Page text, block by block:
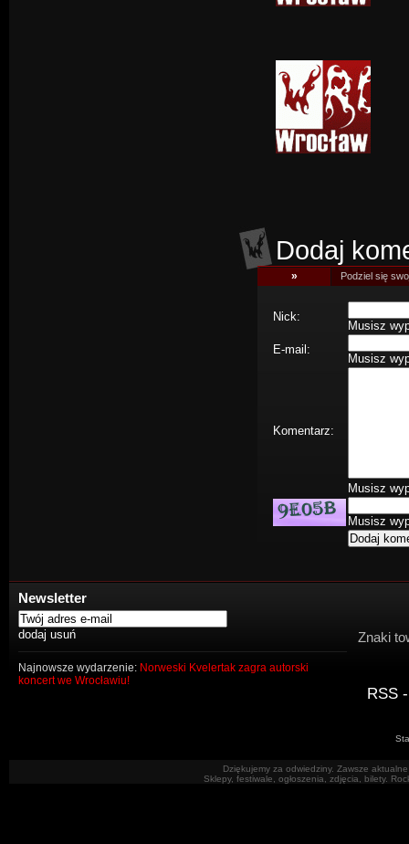
Dodaj
» Podziel się
Nick:
Musisz
E-mail:
Musisz
Komentarz:
Musisz
Musisz
Newsletter
Najnowsze wydarzenie: Norweski Kvelertak zagra autorski
koncert we Wrocławiu!
Znaki
RSS
Dziękujemy za odwiedziny. Zawsze
Sklepy, festiwale, ogłoszenia, zdjęcia, bilety.